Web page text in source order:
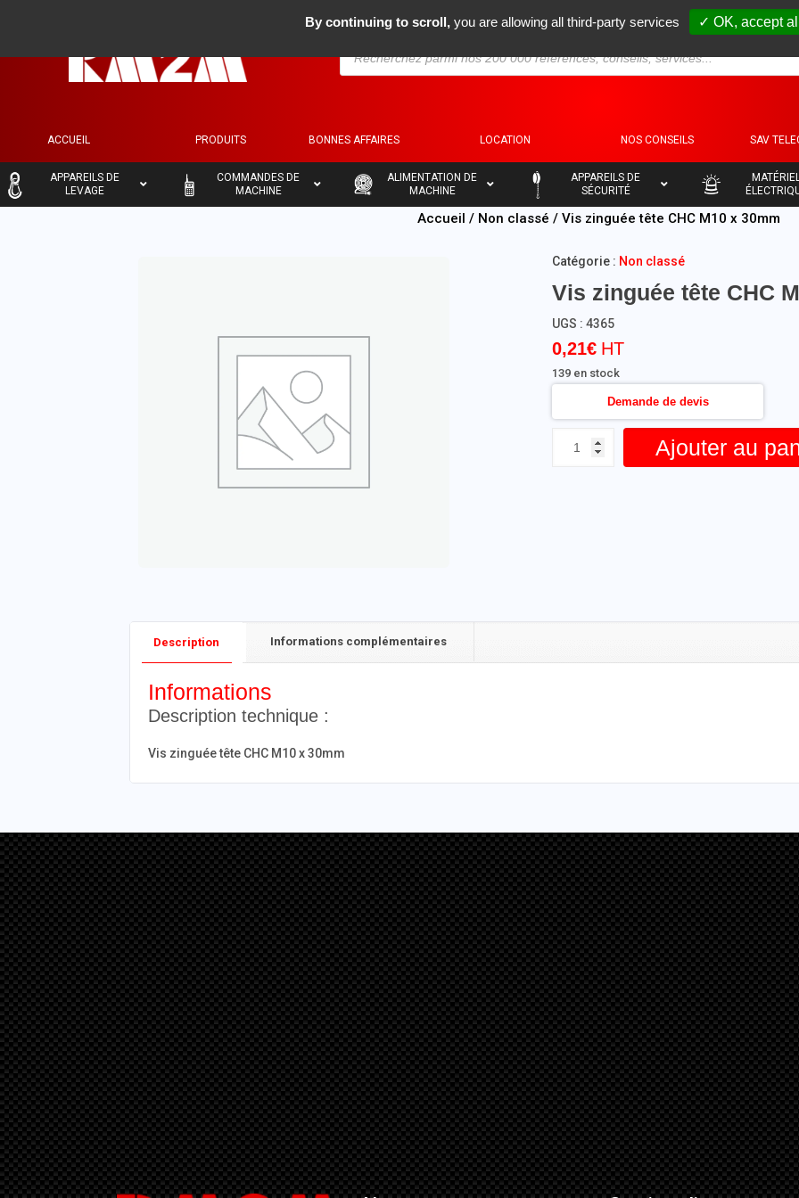
ACCUEIL
– PRODUITS
– BONNES AFFAIRES
– LOCATION
– NOS CONSEILS SAV –
APPAREILS DE
LEVAGE
COMMANDES DE
MACHINE
ALIMENTATION DE
MACHINE
APPAREILS DE
SÉCURITÉ
Accueil / Non classé / Vis zinguée tête CHC M10 x 30mm
Vis zinguée tête CHC
0,21€
139 en stock
Ajouter au
Demande de devis
UGS :4365
Catégorie : Non classé
Description Informations complémentaires
Informations
Description technique :
Vis zinguée tête CHC M10 x 30mm
By continuing to scroll, you are allowing all third-party services ✓ OK, accept